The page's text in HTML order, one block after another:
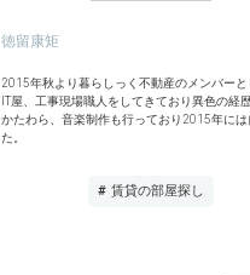
徳留康矩
2015年秋より暮らしっく不動産のメンバーと
IT屋、工事現場職人をしてきており異色の経
かたわら、音楽制作も行っており2015年には
た。
# 賃貸の部屋探し